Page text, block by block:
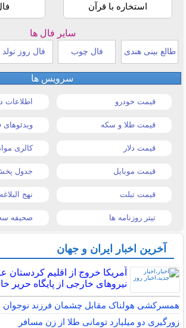
استخاره با قرآن
سایر فال ها
طالع بینی هندی فال چوب فال روز تولد
سرویس ها
قیمت خودرو اطلاعات
قیمت طلا و سکه ویدئوهای
قیمت دلار کالری
قیمت موبایل جدول
قیمت تبلت نهج البلاغه
تیتر روزنامه ها صحیفه
آخرین اخبار ایران و جهان
آمریکا خروج از اقلیم کردستان
نیروهای خارجی از پایگاه حریر
همسرکشی هولناک مقابل چشمان فرزند نوجوان
زورگیری دو میلیارد تومانی طلا از زن مسافر